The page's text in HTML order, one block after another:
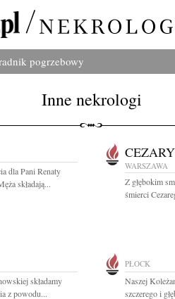
pogrzebowy
Inne nekrologi
dla Pani Renaty
składają...
WARSZAWA
Z głębokim
śmierci
składamy
z powodu...
PŁOCK
Naszej
szczerego i